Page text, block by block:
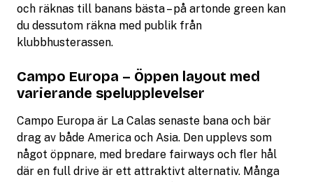
och räknas till banans bästa – på artonde green kan
du dessutom räkna med publik från
klubbhusterassen.
Campo Europa – Öppen layout med
varierande spelupplevelser
Campo Europa är La Calas senaste bana och bär
drag av både America och Asia. Den upplevs som
något öppnare, med bredare fairways och fler hål
där en full drive är ett attraktivt alternativ. Många